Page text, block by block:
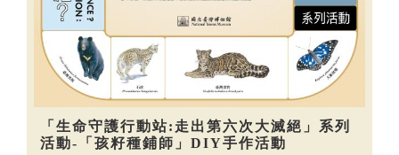
「生命守護行動站:走出第六次大滅絕」系列
活動-「孩籽種鋪師」DIY手作活動